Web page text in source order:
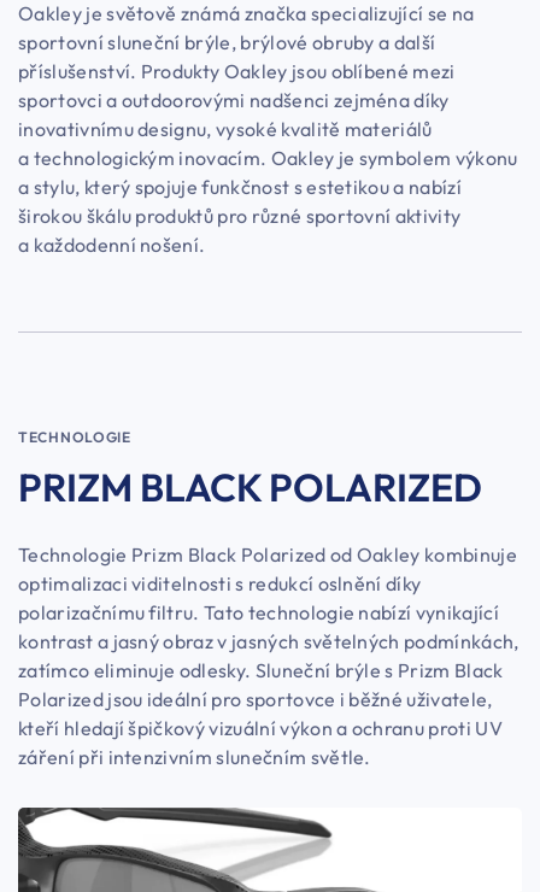
Oakley je světově známá značka specializující se na
sportovní sluneční brýle, brýlové obruby a další
příslušenství. Produkty Oakley jsou oblíbené mezi
sportovci a outdoorovými nadšenci zejména díky
inovativnímu designu, vysoké kvalitě materiálů
a technologickým inovacím. Oakley je symbolem výkonu
a stylu, který spojuje funkčnost s estetikou a nabízí
širokou škálu produktů pro různé sportovní aktivity
a každodenní nošení.
TECHNOLOGIE
PRIZM BLACK POLARIZED
Technologie Prizm Black Polarized od Oakley kombinuje
optimalizaci viditelnosti s redukcí oslnění díky
polarizačnímu filtru. Tato technologie nabízí vynikající
kontrast a jasný obraz v jasných světelných podmínkách,
zatímco eliminuje odlesky. Sluneční brýle s Prizm Black
Polarized jsou ideální pro sportovce i běžné uživatele,
kteří hledají špičkový vizuální výkon a ochranu proti UV
záření při intenzivním slunečním světle.